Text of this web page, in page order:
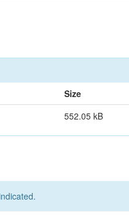
Size
552.05 kB